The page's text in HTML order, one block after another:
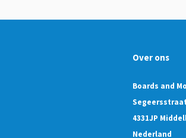
Over ons
Boards and
4331JP
Nederland